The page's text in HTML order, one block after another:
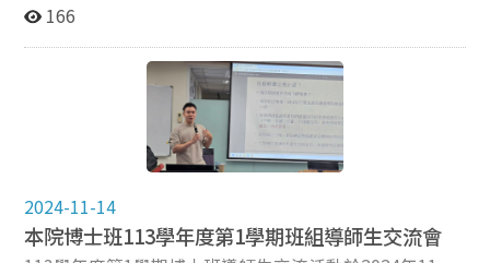
Development Workshop II: Responsible AI in Social
Science Research: Methods, Applications, and Ethics」
工作坊，邀請Dr. Natalie (Talia) Jomini Stroud 與Dr.
Hsuan-Ting Chen主講，此為有意申請第二輪 UAAT 學生
研究獎助金（Student Research Fellowship）的同學 不
可錯過的關鍵行程。 (3) 精進跨領域分析技術：將與國
傳碩共同開設「進階研究方法」全英語課程(1學分，115
Hyunjin Song 協同授課，帶領同學運用 R 統計語言深入
探討中介與調節效應等進階資料分析模型。 整場導
品質，不讓「方法」與「洞察力」在工具便捷的幻象中被
稀釋。 為進一步說明「直覺與新知的生成」如何在研究
過程中發生，陳教授舉出理查·費曼（Richard
Feynman）及自身研究歷程的案例。費曼將十二個長期思
考的難題常存心中，並在閱讀新概念或新模型時反覆測
試、比對，一旦有新技術或論述產生連結，就有可能突然
啟動突破性洞見。而陳教授也分享自己在一次政治哲學與
AI讀書會的討論中，見證了與人交鋒、並受 Scott
Shapiro 新作啟發後，重新組合既有知識脈絡，意外觸發
新的研究理解。這些例子顯示，研究不只是「累積知
識」，更是持續維持好奇、保持張力、願意重新框架思考
會圓滿舉行 金秋九月，正是新學年啟程之際。9月2日中
206教室舉行，師生齊聚一堂，共同迎接新生的到來，活
動在溫馨愉快的氛圍中圓滿落幕。 本次茶會邀請博士班
林芝璇主任、張郁敏導師及徐美苓教授蒞臨。師長們除了
向新生致以誠摯的問候，更以多年教學與研究的經驗，勉
勵新生珍惜博士班旅程、勇於突破挑戰。林芝璇主任亦強
調，本學年博士班將持續推動「國際移動能力」的培育，
透過系列活動協助博士生拓展學術視野、強化國際交流，
彰顯博士班積極鏈接全球學術社群的特色。 除了師長的
引領，學長姐的經驗傳承亦是迎新茶會的重要環節。分享
166
2024-11-14
本院博士班113學年度第1學期班組導師生交流會